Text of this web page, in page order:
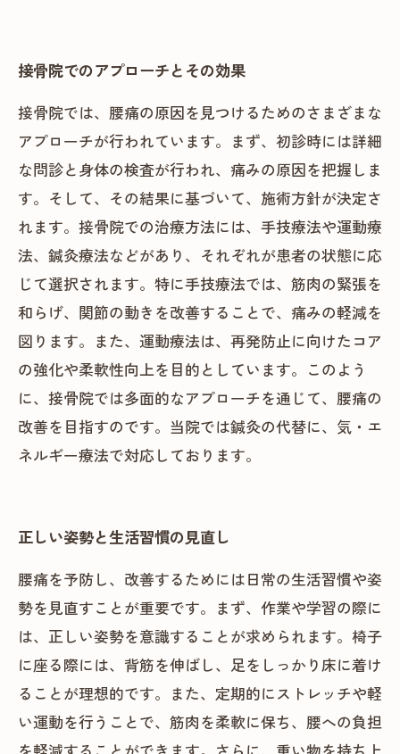
接骨院でのアプローチとその効果
接骨院では、腰痛の原因を見つけるためのさまざまな
アプローチが行われています。まず、初診時には詳細
な問診と身体の検査が行われ、痛みの原因を把握しま
す。そして、その結果に基づいて、施術方針が決定さ
れます。接骨院での治療方法には、手技療法や運動療
法、鍼灸療法などがあり、それぞれが患者の状態に応
じて選択されます。特に手技療法では、筋肉の緊張を
和らげ、関節の動きを改善することで、痛みの軽減を
図ります。また、運動療法は、再発防止に向けたコア
の強化や柔軟性向上を目的としています。このよう
に、接骨院では多面的なアプローチを通じて、腰痛の
改善を目指すのです。当院では鍼灸の代替に、気・エ
ネルギー療法で対応しております。
正しい姿勢と生活習慣の見直し
腰痛を予防し、改善するためには日常の生活習慣や姿
勢を見直すことが重要です。まず、作業や学習の際に
は、正しい姿勢を意識することが求められます。椅子
に座る際には、背筋を伸ばし、足をしっかり床に着け
ることが理想的です。また、定期的にストレッチや軽
い運動を行うことで、筋肉を柔軟に保ち、腰への負担